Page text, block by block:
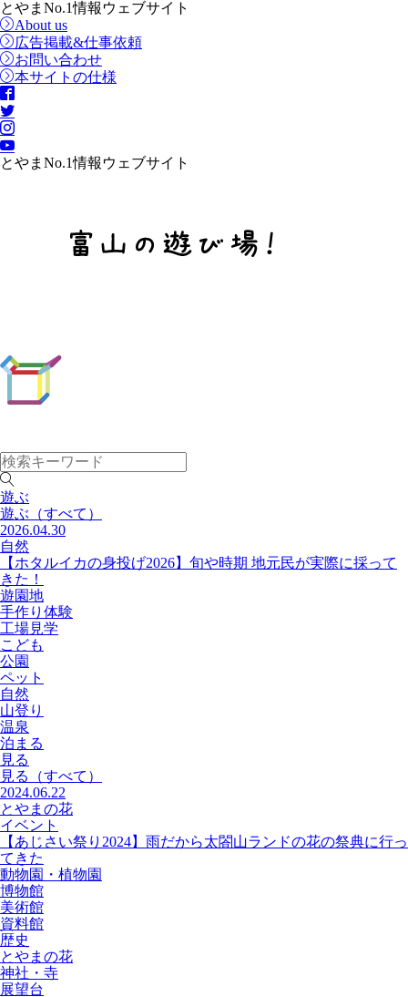
とやまNo.1情報ウェブサイト
About us
広告掲載&仕事依頼
お問い合わせ
本サイトの仕様
とやまNo.1情報ウェブサイト
遊ぶ
遊ぶ （すべて）
2026.04.30
自然
【ホタルイカの身投げ2026】旬や時期 地元民が実際に採って
きた！
遊園地
手作り体験
工場見学
こども
公園
ペット
自然
山登り
温泉
泊まる
見る
見る
（すべて）
2024.06.22
とやまの花
イベント
【あじさい祭り2024】雨だから太閤山ランドの花の祭典に行っ
てきた
動物園・植物園
博物館
美術館
資料館
歴史
とやまの花
神社・寺
展望台